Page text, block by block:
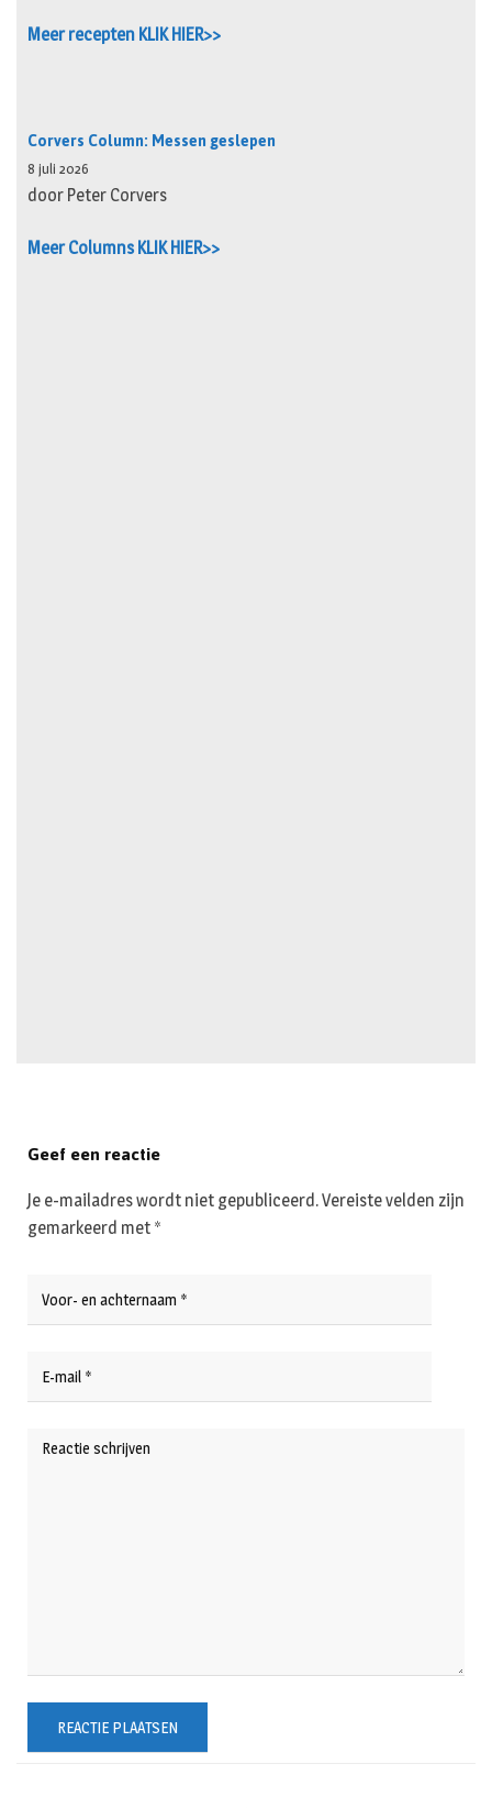
Meer recepten KLIK HIER>>
Corvers Column: Messen geslepen
8 juli 2026
door Peter Corvers
Meer Columns KLIK HIER>>
Geef een reactie
Je e-mailadres wordt niet gepubliceerd.Vereiste velden zijn
gemarkeerd met *